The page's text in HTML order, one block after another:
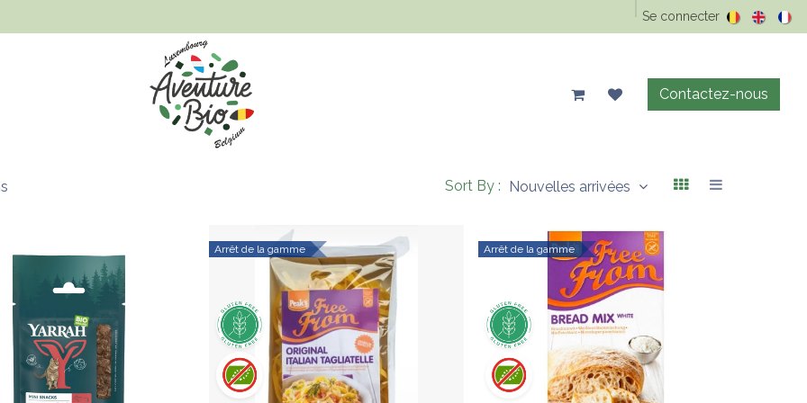
Maison & entretien Précos d'été
Se connecter
Contactez-nous
Sort By : Nouvelles arrivées
Arrêt de la gamme Arrêt de la gamme